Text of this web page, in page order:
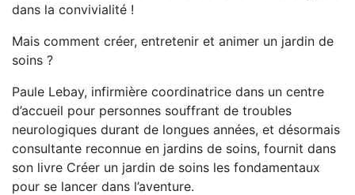
dans la convivialité !
Mais comment créer, entretenir et animer un jardin de
soins ?
Paule Lebay, infirmière coordinatrice dans un centre
d’accueil pour personnes souffrant de troubles
neurologiques durant de longues années, et désormais
consultante reconnue en jardins de soins, fournit dans
son livre Créer un jardin de soins les fondamentaux
pour se lancer dans l’aventure.